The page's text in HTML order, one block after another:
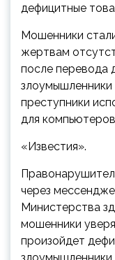
дефицитные
Мошенники
жертвам
после перевода
преступники
для
«Известия».
через
Министерства
мошенники
произойдет